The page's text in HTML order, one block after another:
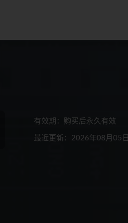
有效期：购买后永久有效
最近更新：2026年08月05日